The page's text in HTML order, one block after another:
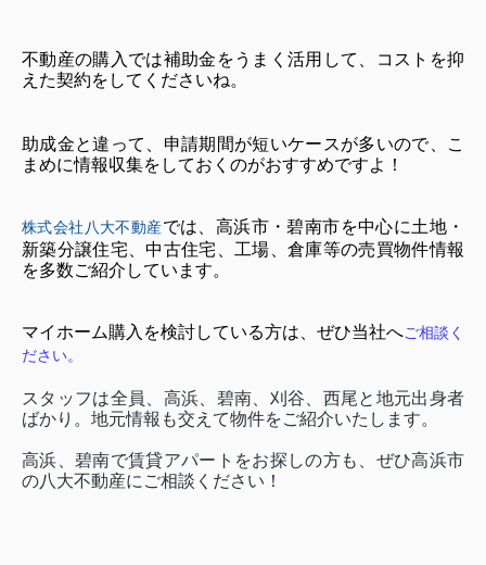
不動産の購入では補助金をうまく活用して、コストを抑
えた契約をしてくださいね。
助成金と違って、申請期間が短いケースが多いので、こ
まめに情報収集をしておくのがおすすめですよ！
株式会社八大不動産では、高浜市・碧南市を中心に土地・
新築分譲住宅、中古住宅、工場、倉庫等の売買物件情報
を多数ご紹介しています。
マイホーム購入を検討している方は、ぜひ当社へご相談く
ださい。
スタッフは全員、高浜、碧南、刈谷、西尾と地元出身者
ばかり。地元情報も交えて物件をご紹介いたします。
高浜、碧南で賃貸アパートをお探しの方も、ぜひ高浜市
の八大不動産にご相談ください！